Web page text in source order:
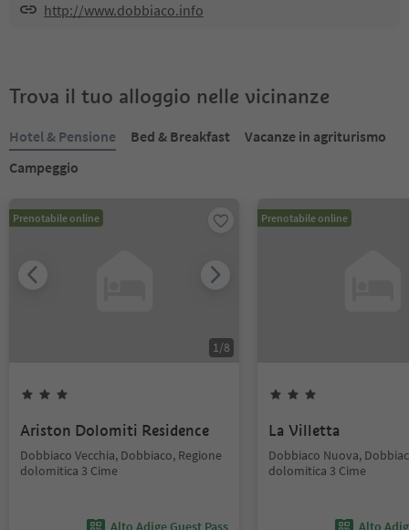
http://www.dobbiaco.info
Trova il tuo alloggio nelle vicinanze
Hotel & Pensione Bed & Breakfast
Vacanze in agriturismo
Campeggio
Prenotabile online
1/8
Ariston Dolomiti Residence
Dobbiaco Vecchia, Dobbiaco, Regione
dolomitica 3 Cime
Alto Adige Guest Pass
Prenotabile online
La Villetta
Dobbiaco Nuova,
dolomitica 3 Cime
Alto